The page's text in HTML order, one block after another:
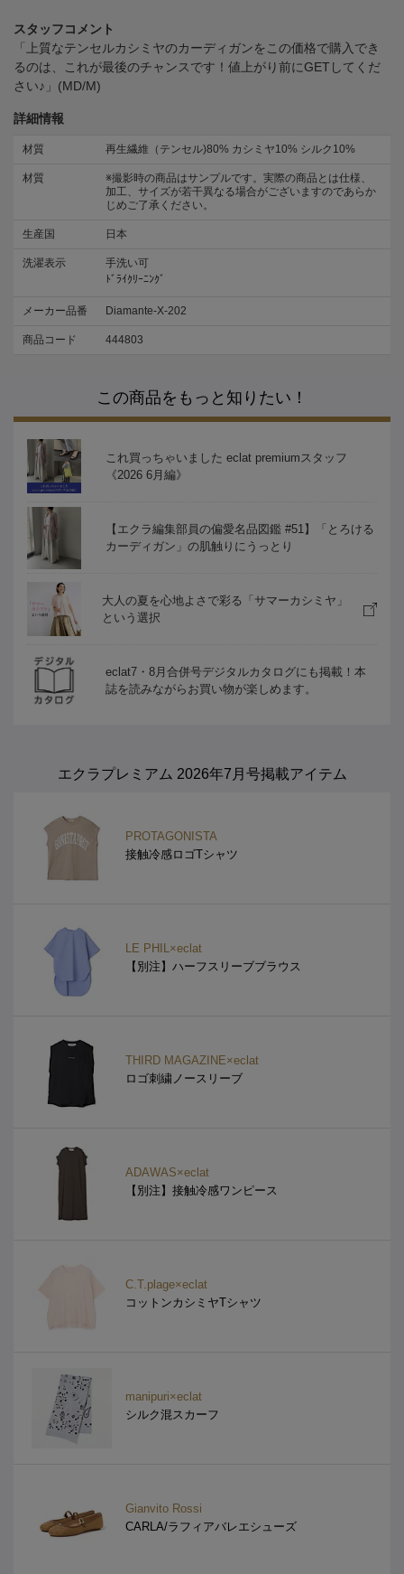
スタッフコメント
「上質なテンセルカシミヤのカーディガンをこの価格で購入でき
るのは、これが最後のチャンスです！値上がり前にGETしてくだ
さい♪」(MD/M)
詳細情報
材質 再生繊維（テンセル)80% カシミヤ10% シルク10%
材質
※撮影時の商品はサンプルです。実際の商品とは仕様、
加工、サイズが若干異なる場合がございますのであらか
じめご了承ください。
生産国 日本
洗濯表示
手洗い可
ﾄﾞﾗｲｸﾘｰﾆﾝｸﾞ
メーカー品番 Diamante-X-202
商品コード 444803
この商品をもっと知りたい！
これ買っちゃいました eclat premiumスタッフ
《2026 6月編》
【エクラ編集部員の偏愛名品図鑑 #51】「とろける
カーディガン」の肌触りにうっとり
大人の夏を心地よさで彩る「サマーカシミヤ」
という選択
eclat7・8月合併号デジタルカタログにも掲載！本
誌を読みながらお買い物が楽しめます。
エクラプレミアム 2026年7月号掲載アイテム
PROTAGONISTA
接触冷感ロゴTシャツ
LE PHIL×eclat
【別注】ハーフスリーブブラウス
THIRD MAGAZINE×eclat
ロゴ刺繍ノースリーブ
ADAWAS×eclat
【別注】接触冷感ワンピース
C.T.plage×eclat
コットンカシミヤTシャツ
manipuri×eclat
シルク混スカーフ
Gianvito Rossi
CARLA/ラフィアバレエシューズ